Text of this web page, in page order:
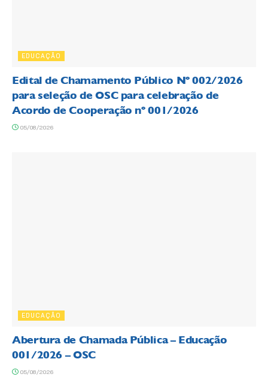
EDUCAÇÃO
Edital de Chamamento Público Nº 002/2026
para seleção de OSC para celebração de
Acordo de Cooperação nº 001/2026
05/08/2026
EDUCAÇÃO
Abertura de Chamada Pública – Educação
001/2026 – OSC
05/08/2026